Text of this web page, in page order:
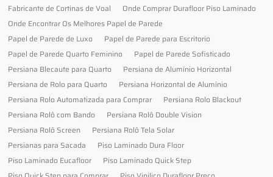
Fabricante de Cortinas de Voal
Onde Comprar Durafloor Piso Laminado
Onde Encontrar Os Melhores Papel de Parede
Papel de Parede de Luxo
Papel de Parede para Escritorio
Papel de Parede Quarto Feminino
Papel de Parede Sofisticado
Persiana Blecaute para Quarto
Persiana de Alumínio Horizontal
Persiana de Rolo para Quarto
Persiana Horizontal de Alumínio
Persiana Rolo Automatizada para Comprar
Persiana Rolo Blackout
Persiana Rolô com Bando
Persiana Rolô Double Vision
Persiana Rolô Screen
Persiana Rolô Tela Solar
Persianas para Sacada
Piso Laminado Dura Floor
Piso Laminado Eucafloor
Piso Laminado Quick Step